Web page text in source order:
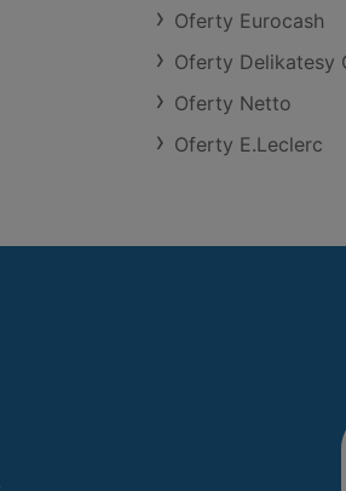
Oferty Eurocash
Oferty Delikatesy
Oferty Netto
Oferty E.Leclerc